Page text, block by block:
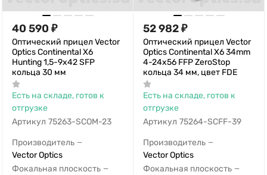
40 590 ₽
Оптический прицел Vector
Optics Continental X6
Hunting 1,5-9x42 SFP
кольца 30 мм
Есть на складе, готов к
отгрузке
Артикул 75263-SCOM-23
Производитель —
Vector Optics
Фокальная плоскость —
52 982₽
Оптический прицел Vector
Optics Continental X6 34mm
4-24x56 FFP ZeroStop
кольца 34 мм, цвет FDE
Есть на складе, готов к
отгрузке
Артикул 75264-SCFF-39
Производитель —
Vector Optics
Фокальная плоскость —